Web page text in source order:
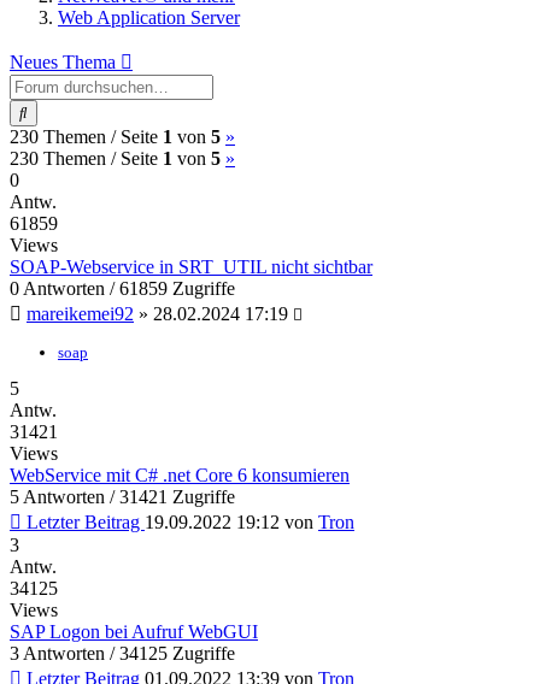
Web Application Server
Neues Thema
Suche
230 Themen / Seite 1 von 5 (current)
»
230 Themen / Seite 1 von 5 (current)
»
0
Antw.
61859
Views
SOAP-Webservice in SRT_UTIL nicht sichtbar
0 Antworten / 61859 Zugriffe
mareikemei92 » 28.02.2024 17:19
soap
5
Antw.
31421
Views
WebService mit C# .net Core 6 konsumieren
5 Antworten / 31421 Zugriffe
Letzter Beitrag 19.09.2022 19:12 von Tron
3
Antw.
34125
Views
SAP Logon bei Aufruf WebGUI
3 Antworten / 34125 Zugriffe
Letzter Beitrag 01.09.2022 13:39 von Tron